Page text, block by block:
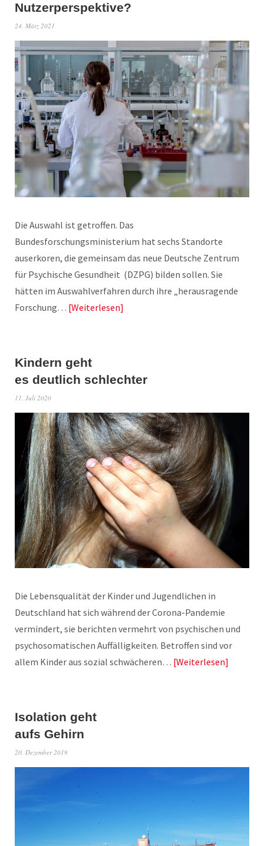
Nutzerperspektive?
24. März 2021
Die Auswahl ist getroffen. Das
Bundesforschungsministerium hat sechs Standorte
auserkoren, die gemeinsam das neue Deutsche Zentrum
für Psychische Gesundheit (DZPG) bilden sollen. Sie
hätten im Auswahlverfahren durch ihre „herausragende
Forschung… Weiterlesen
Kindern geht
es deutlich schlechter
11. Juli 2020
Die Lebensqualität der Kinder und Jugendlichen in
Deutschland hat sich während der Corona-Pandemie
vermindert, sie berichten vermehrt von psychischen und
psychosomatischen Auffälligkeiten. Betroffen sind vor
allem Kinder aus sozial schwächeren… Weiterlesen
Isolation geht
aufs Gehirn
20. Dezember 2019